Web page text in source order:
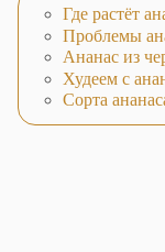
Где растёт
Проблемы
Ананас из
Худеем с
Сорта